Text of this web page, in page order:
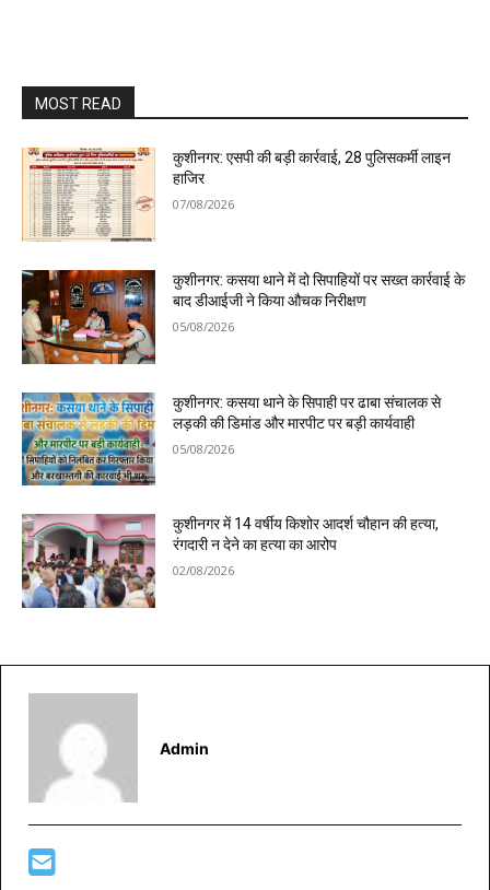
MOST READ
कुशीनगर: एसपी की बड़ी कार्रवाई, 28 पुलिसकर्मी लाइन
हाजिर
07/08/2026
कुशीनगर: कसया थाने में दो सिपाहियों पर सख्त कार्रवाई के
बाद डीआईजी ने किया औचक निरीक्षण
05/08/2026
कुशीनगर: कसया थाने के सिपाही पर ढाबा संचालक से
लड़की की डिमांड और मारपीट पर बड़ी कार्यवाही
05/08/2026
कुशीनगर में 14 वर्षीय किशोर आदर्श चौहान की हत्या,
रंगदारी न देने का हत्या का आरोप
02/08/2026
Admin